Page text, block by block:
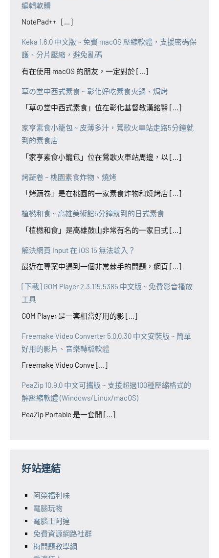
編輯軟體
NotePad++ [...]
Keka 1.6.0 中文版 ~ 免費 macOS 壓縮軟體，支援密碼保
護、分片壓縮，避免亂碼
有在使用 macOS 的朋友，一定對於 [...]
草の堂中西式素食 ~ 彰化好吃素食火鍋、焗烤
「草の堂中西式素食」位在彰化基督教漢銘醫 [...]
家亨素食小籠包 ~ 皮薄多汁，鶯歌火車站走路5分鐘就
到的素食店
「家亨素食小籠包」位在鶯歌火車站周邊，以 [...]
烤蔬卷 ~ 桃園素食炸物、燒烤
「烤蔬卷」是在桃園的一家素食炸物和燒烤店 [...]
植橪和食 ~ 高雄美術館5分鐘就到的日式素食
「植橪和食」是高雄鼓山非常有名的一家日式 [...]
解決網頁 Input 在 iOS 15 無法輸入？
最近在專案中遇到一個非常棘手的問題，網頁 [...]
[下載] GOM Player 2.3.115.5385 中文版 ~ 免費影音播放
工具
GOM Player 是一套相當好用的影 [...]
Freemake Video Converter 5.0.0.30 中文安裝版 ~ 簡單
好用的影片、音樂轉檔軟體
Freemake Video Conve [...]
PeaZip 10.9.0 中文可攜版 ~ 支援超過100種壓縮格式的
解壓縮軟體 (Windows/Linux/macOS)
PeaZip Portable 是一套開 [...]
好站連結
阿榮福利味
電腦玩物
電腦王阿達
免費資源網路社群
梅問題教學網